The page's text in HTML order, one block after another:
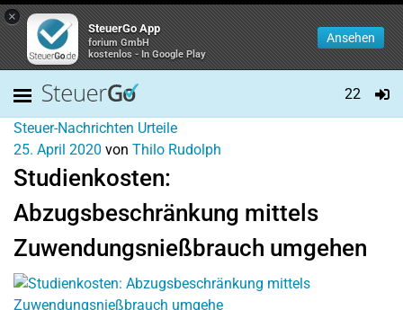
×
SteuerGo App
forium GmbH
kostenlos - In Google Play
Ansehen
22
Steuer-Nachrichten Urteile
25. April 2020 von Thilo Rudolph
Studienkosten:
Abzugsbeschränkung mittels
Zuwendungsnießbrauch umgehen